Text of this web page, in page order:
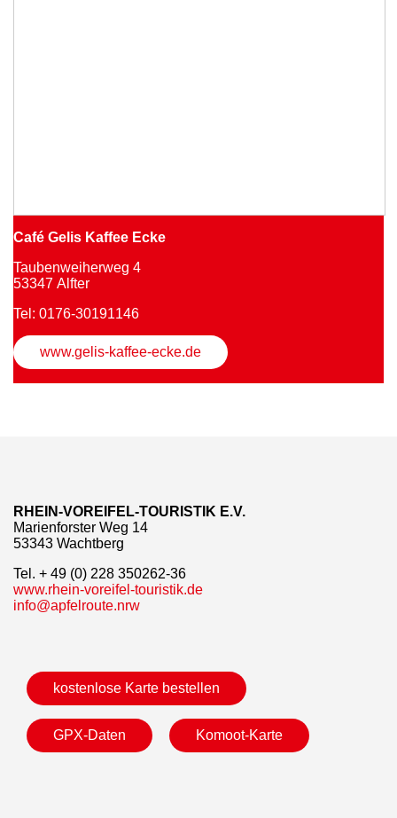
Café Gelis Kaffee Ecke
Taubenweiherweg 4
53347 Alfter
Tel: 0176-30191146
www.gelis-kaffee-ecke.de
RHEIN-VOREIFEL-TOURISTIK E.V.
Marienforster Weg 14
53343 Wachtberg
Tel. + 49 (0) 228 350262-36
www.rhein-voreifel-touristik.de
info@apfelroute.nrw
kostenlose Karte bestellen
GPX-Daten Komoot-Karte